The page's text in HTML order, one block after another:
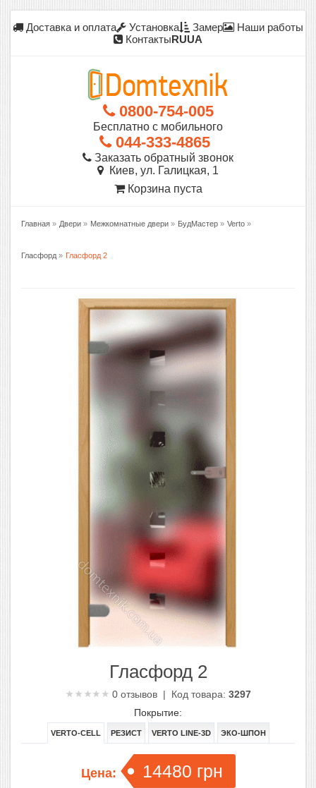
Доставка и оплата Установка Замер
Наши работы
КонтактыRUUA
0800-754-005
Бесплатно с мобильного
044-333-4865
Заказать обратный звонок
Киев, ул. Галицкая, 1
Корзина пуста
Главная » Двери » Межкомнатные двери » БудМастер » Verto »
Гласфорд » Гласфорд 2
Гласфорд 2
0отзывов | Код товара: 3297
Покрытие:
VERTO-CELL РЕЗИСТ VERTO LINE-3D ЭКО-ШПОН
Цена: 14480 грн